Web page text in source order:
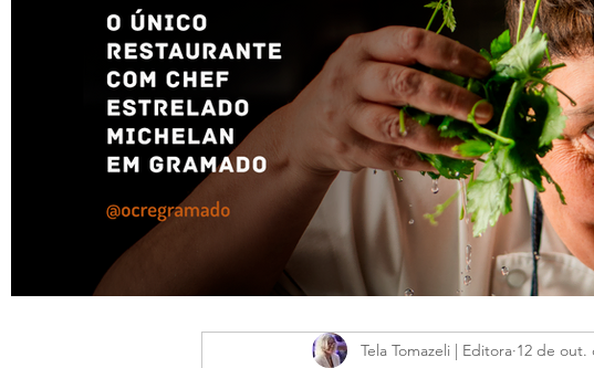
Tela Tomazeli | Editora 12 de out.